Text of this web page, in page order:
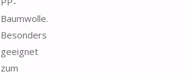
Baumwolle.
Besonders
geeignet
zum